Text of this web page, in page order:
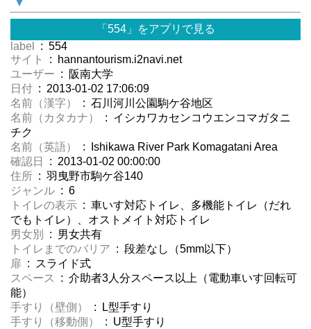
「554」をアプリで見る
label
: 554
サイト
: hannantourism.i2navi.net
ユーザー : 阪南大学
日付 : 2013-01-02 17:06:09
名前（漢字）
: 石川河川公園駒ケ谷地区
名前（カタカナ）
: イシカワカセンコウエンコマガタニ
チク
名前（英語）
: Ishikawa River Park Komagatani Area
確認日
: 2013-01-02 00:00:00
住所 : 羽曳野市駒ケ谷140
ジャンル : 6
トイレの表示 : 車いす対応トイレ、多機能トイレ（だれ
でもトイレ）、オストメイト対応トイレ
男女別
: 男女共有
トイレまでのバリア : 段差なし（5mm以下）
扉 : スライド式
スペース
: 介助者3人分スペース以上（電動車いす回転可
能）
手すり（壁側）
: L型手すり
手すり（移動側）
: U型手すり